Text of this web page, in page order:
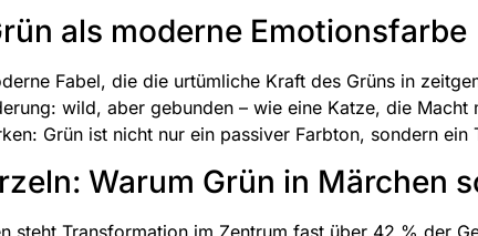
als moderne Emotionsfarbe
Fabel, die die urtümliche Kraft des Grüns in
wild, aber gebunden – wie eine Katze, die
Grün ist nicht nur ein passiver Farbton, sondern
Warum Grün in Märchen
steht Transformation im Zentrum fast über 42 % der